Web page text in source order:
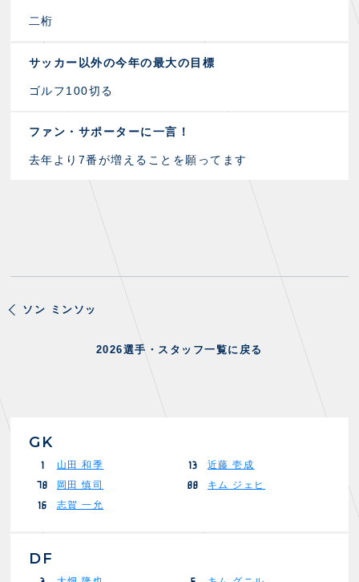
二桁
サッカー以外の今年の最大の目標
ゴルフ100切る
ファン・サポーターに一言！
去年より7番が増えることを願ってます
2026選手・スタッフ一覧に戻る
ソン ミンソッ
GK
1 山田 和季 13 近藤 壱成
78 岡田 慎司 88 キム ジェヒ
16 志賀 一允
DF